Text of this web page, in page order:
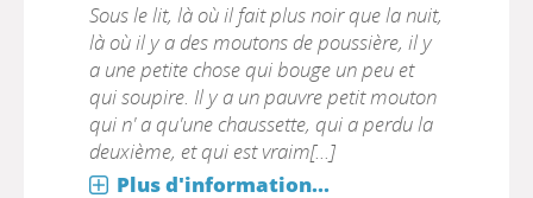
Sous le lit, là où il fait plus noir que la nuit,
là où il y a des moutons de poussière, il y
a une petite chose qui bouge un peu et
qui soupire. Il y a un pauvre petit mouton
qui n' a qu'une chaussette, qui a perdu la
deuxième, et qui est vraim[...]
Plus d'information...